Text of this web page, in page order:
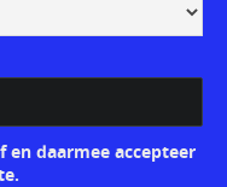
daarmee accepteer